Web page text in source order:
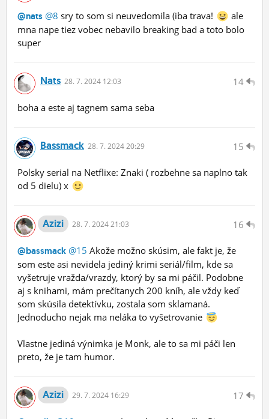
@nats @8 sry to som si neuvedomila (iba trava!
ale
mna nape tiez vobec nebavilo breaking bad a toto bolo
super
14
Nats 28. 7. 2024 12:03
boha a este aj tagnem sama seba
15
Bassmack 28. 7. 2024 20:29
Polsky serial na Netflixe: Znaki ( rozbehne sa naplno tak
od 5 dielu) x
16
Azizi 28. 7. 2024 21:03
@bassmack @15 Akože možno skúsim, ale fakt je, že
som este asi nevidela jediný krimi seriál/film, kde sa
vyšetruje vražda/vrazdy, ktorý by sa mi páčil. Podobne
aj s knihami, mám prečítanych 200 kníh, ale vždy keď
som skúsila detektívku, zostala som sklamaná.
Jednoducho nejak ma neláka to vyšetrovanie
Vlastne jediná výnimka je Monk, ale to sa mi páči len
preto, že je tam humor.
17
Azizi 29. 7. 2024 16:29